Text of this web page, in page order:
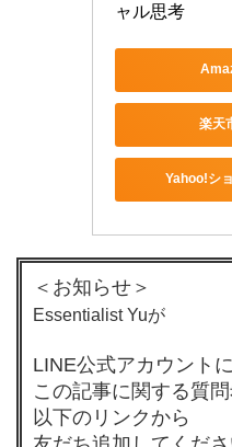
ャル思考
楽天
Yahoo!シ
＜お知らせ＞
Essentialist Yuが
LINE公式アカウント
この記事に関する質問
以下のリンクから